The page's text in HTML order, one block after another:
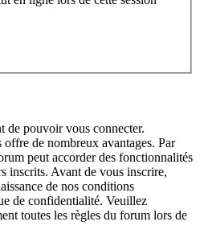
de pouvoir vous connecter.
de nombreux avantages. Par
peut accorder des fonctionnalités
inscrits. Avant de vous inscrire,
de nos conditions
de confidentialité. Veuillez
toutes les règles du forum lors de